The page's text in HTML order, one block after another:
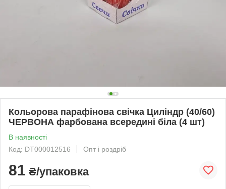
Кольорова парафінова свічка Циліндр (40/60)
ЧЕРВОНА фарбована всередині біла (4 шт)
В наявності
Код: DT000012516
Опт і роздріб
81 ₴/упаковка